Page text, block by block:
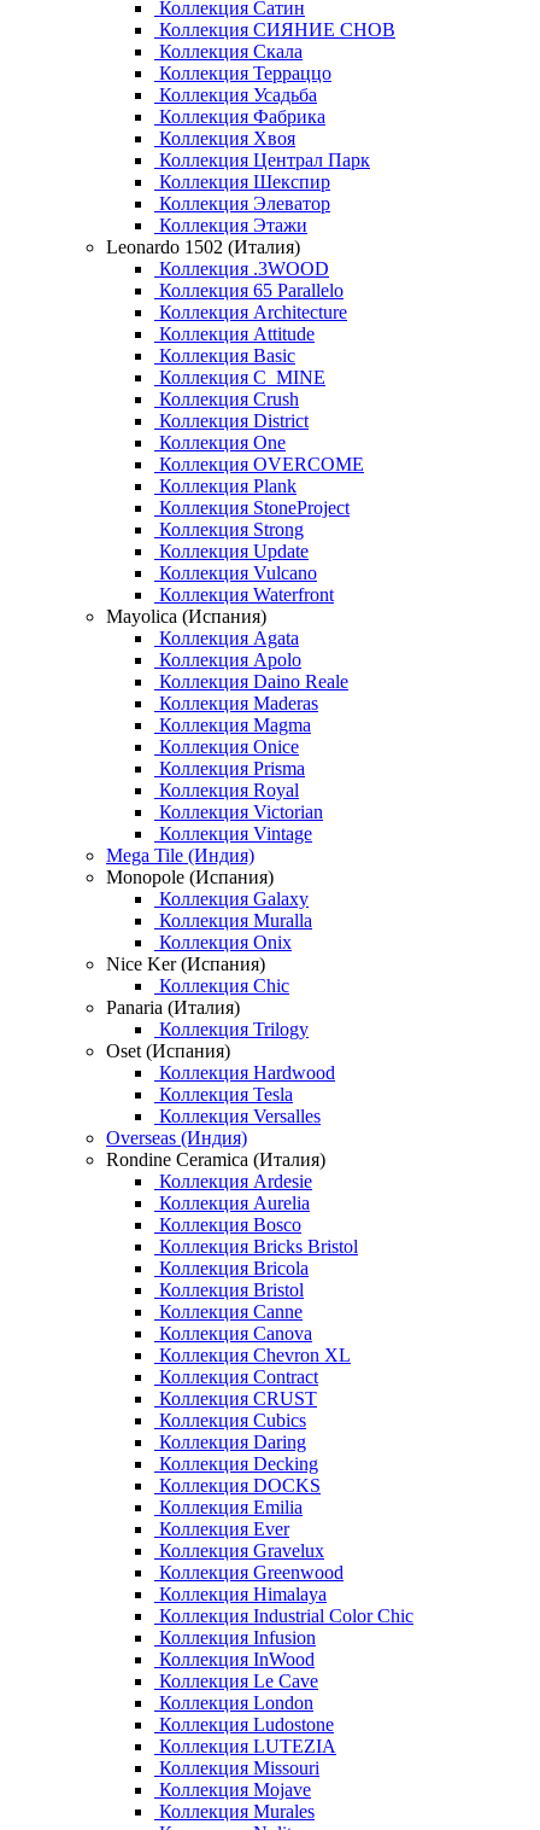
Коллекция Сатин
Коллекция СИЯНИЕ СНОВ
Коллекция Скала
Коллекция Терраццо
Коллекция Усадьба
Коллекция Фабрика
Коллекция Хвоя
Коллекция Централ Парк
Коллекция Шекспир
Коллекция Элеватор
Коллекция Этажи
Leonardo 1502 (Италия)
Коллекция .3WOOD
Коллекция 65 Parallelo
Коллекция Architecture
Коллекция Attitude
Коллекция Basic
Коллекция C_MINE
Коллекция Crush
Коллекция District
Коллекция One
Коллекция OVERCOME
Коллекция Plank
Коллекция StoneProject
Коллекция Strong
Коллекция Update
Коллекция Vulcano
Коллекция Waterfront
Mayolica (Испания)
Коллекция Agata
Коллекция Apolo
Коллекция Daino Reale
Коллекция Maderas
Коллекция Magma
Коллекция Onice
Коллекция Prisma
Коллекция Royal
Коллекция Victorian
Коллекция Vintage
Mega Tile (Индия)
Monopole (Испания)
Коллекция Galaxy
Коллекция Muralla
Коллекция Onix
Nice Ker (Испания)
Коллекция Chic
Panaria (Италия)
Коллекция Trilogy
Oset (Испания)
Коллекция Hardwood
Коллекция Tesla
Коллекция Versalles
Overseas (Индия)
Rondine Ceramica (Италия)
Коллекция Ardesie
Коллекция Aurelia
Коллекция Bosco
Коллекция Bricks Bristol
Коллекция Bricola
Коллекция Bristol
Коллекция Canne
Коллекция Canova
Коллекция Chevron XL
Коллекция Contract
Коллекция CRUST
Коллекция Cubics
Коллекция Daring
Коллекция Decking
Коллекция DOCKS
Коллекция Emilia
Коллекция Ever
Коллекция Gravelux
Коллекция Greenwood
Коллекция Himalaya
Коллекция Industrial Color Chic
Коллекция Infusion
Коллекция InWood
Коллекция Le Cave
Коллекция London
Коллекция Ludostone
Коллекция LUTEZIA
Коллекция Missouri
Коллекция Mojave
Коллекция Murales